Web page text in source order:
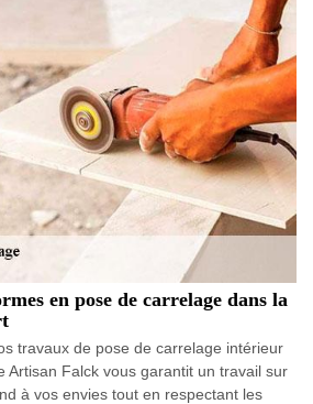
en pose de carrelage dans la
travaux de pose de carrelage intérieur
Artisan Falck vous garantit un travail sur
à vos envies tout en respectant les